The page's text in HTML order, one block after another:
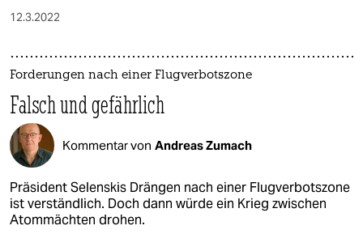
12.3.2022
Forderungen nach einer Flugverbotszone
Falsch und gefährlich
Kommentar von Andreas Zumach
Präsident Selenskis Drängen nach einer Flugverbotszone
ist verständlich. Doch dann würde ein Krieg zwischen
Atommächten drohen.